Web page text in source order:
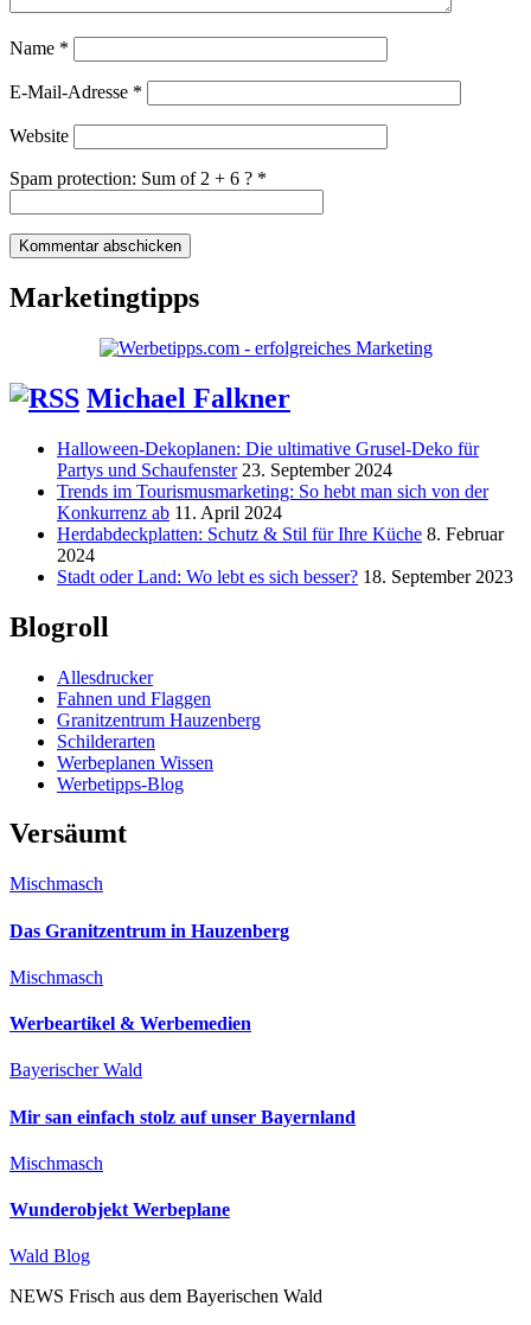
Name *
E-Mail-Adresse *
Website
Spam protection: Sum of 2 + 6 ? *
Marketingtipps
Michael Falkner
Halloween-Dekoplanen: Die ultimative Grusel-Deko für
Partys und Schaufenster 23. September 2024
Trends im Tourismusmarketing: So hebt man sich von der
Konkurrenz ab 11. April 2024
Herdabdeckplatten: Schutz & Stil für Ihre Küche 8. Februar
2024
Stadt oder Land: Wo lebt es sich besser? 18. September 2023
Blogroll
Allesdrucker
Fahnen und Flaggen
Granitzentrum Hauzenberg
Schilderarten
Werbeplanen Wissen
Werbetipps-Blog
Versäumt
Mischmasch
Das Granitzentrum in Hauzenberg
Mischmasch
Werbeartikel & Werbemedien
Bayerischer Wald
Mir san einfach stolz auf unser Bayernland
Mischmasch
Wunderobjekt Werbeplane
Wald Blog
NEWS Frisch aus dem Bayerischen Wald